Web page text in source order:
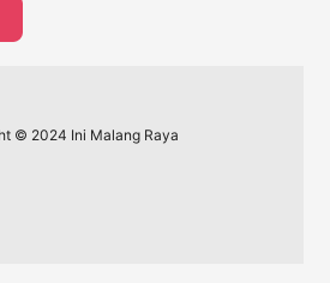
© 2024 Ini Malang Raya